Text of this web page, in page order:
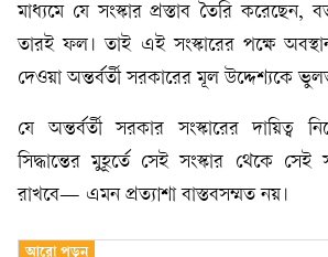
মাধ্যমে যে সংস্কার প্রস্তাব তৈরি করেছেন,
তারই ফল। তাই এই সংস্কারের পক্ষে
দেওয়া অন্তর্বর্তী সরকারের মূল উদ্দেশ্যকে
যে অন্তর্বর্তী সরকার সংস্কারের দায়িত্ব
সিদ্ধান্তের মুহূর্তে সেই সংস্কার থেকে
রাখবে— এমন প্রত্যাশা বাস্তবসম্মত নয়।